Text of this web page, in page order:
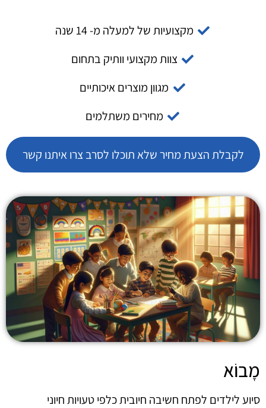
מקצועיות של למעלה מ- 14 שנה
צוות מקצועי וותיק בתחום
מגוון מוצרים איכותיים
מחירים משתלמים
לקבלת הצעת מחיר שלא תוכלו לסרב צרו איתנו קשר
מָבוֹא
סיוע לילדים לפתח חשיבה חיובית כלפי טעויות חיוני